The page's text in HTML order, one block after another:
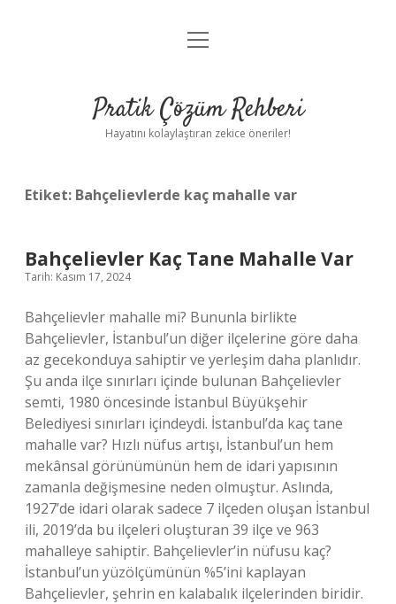
Anasayfa
Yasal Uyarı
menüyü
Pratik Çözüm Rehberi
Hayatını kolaylaştıran zekice öneriler!
Etiket: Bahçelievlerde kaç mahalle var
Bahçelievler Kaç Tane Mahalle Var
Tarih: Kasım 17, 2024
Bahçelievler mahalle mi? Bununla birlikte
Bahçelievler, İstanbul’un diğer ilçelerine göre daha
az gecekonduya sahiptir ve yerleşim daha planlıdır.
Şu anda ilçe sınırları içinde bulunan Bahçelievler
semti, 1980 öncesinde İstanbul Büyükşehir
Belediyesi sınırları içindeydi. İstanbul’da kaç tane
mahalle var? Hızlı nüfus artışı, İstanbul’un hem
mekânsal görünümünün hem de idari yapısının
zamanla değişmesine neden olmuştur. Aslında,
1927’de idari olarak sadece 7 ilçeden oluşan İstanbul
ili, 2019’da bu ilçeleri oluşturan 39 ilçe ve 963
mahalleye sahiptir. Bahçelievler’in nüfusu kaç?
İstanbul’un yüzölçümünün %5’ini kaplayan
Bahçelievler, şehrin en kalabalık ilçelerinden biridir.